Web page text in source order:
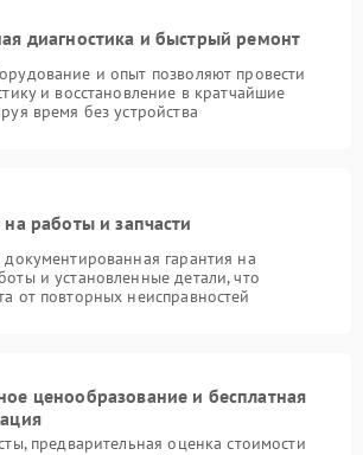
диагностика и быстрый ремонт
и опыт позволяют провести
и восстановление в кратчайшие
время без устройства
на работы и запчасти
документированная гарантия на
и установленные детали, что
от повторных неисправностей
ценообразование и бесплатная
предварительная оценка стоимости